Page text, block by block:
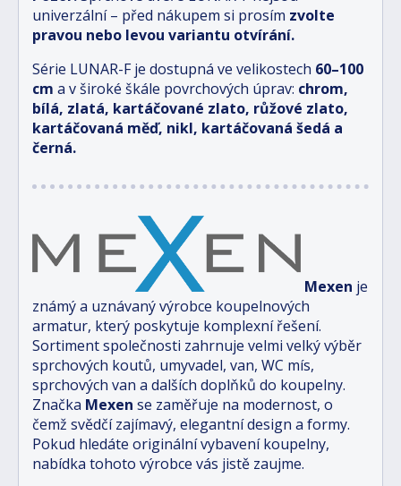
univerzální – před nákupem si prosím zvolte
pravou nebo levou variantu otvírání.
Série LUNAR-F je dostupná ve velikostech 60–100
cm a v široké škále povrchových úprav: chrom,
bílá, zlatá, kartáčované zlato, růžové zlato,
kartáčovaná měď, nikl, kartáčovaná šedá a
černá.
Mexen je
známý a uznávaný výrobce koupelnových
armatur, který poskytuje komplexní řešení.
Sortiment společnosti zahrnuje velmi velký výběr
sprchových koutů, umyvadel, van, WC mís,
sprchových van a dalších doplňků do koupelny.
Značka Mexen se zaměřuje na modernost, o
čemž svědčí zajímavý, elegantní design a formy.
Pokud hledáte originální vybavení koupelny,
nabídka tohoto výrobce vás jistě zaujme.